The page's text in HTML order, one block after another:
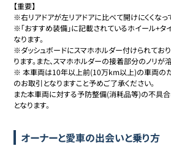
【重要】
※右リアドアが左リアドアに比べて開けにくくなっ
※「おすすめ装備」に記載されているホイール+
なります。
※ダッシュボードにスマホホルダー付けられてお
ります。また、スマホホルダーの接着部分のノリが
※ 本車両は10年以上前(10万km以上)の車両のた
のお取引となりますこと予めご了承ください。
また本車両に対する予防整備(消耗品等)の不具
となります。
オーナーと愛車の出会いと乗り方